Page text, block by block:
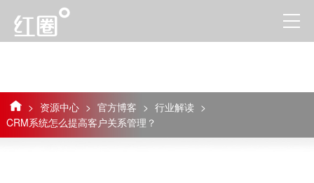
> 资源中心 > 官方博客 > 行业解读 >
CRM系统怎么提高客户关系管理？